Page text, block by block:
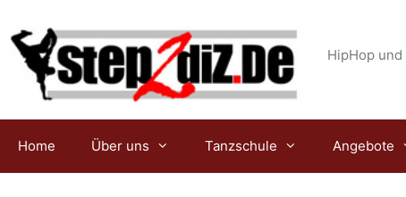
Inhalt
springen
HipHop
Home Über uns Tanzschule Angebote